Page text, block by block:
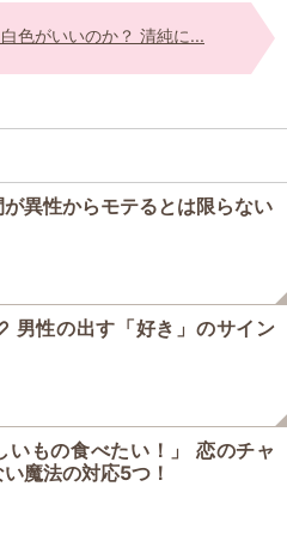
色がいいのか？ 清純に...
異性からモテるとは限らない
男性の出す「好き」のサイン
いもの食べたい！」 恋のチャ
魔法の対応5つ！